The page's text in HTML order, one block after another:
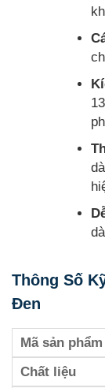
Thông Số
Đen
Mã sản phẩm
Chất liệu